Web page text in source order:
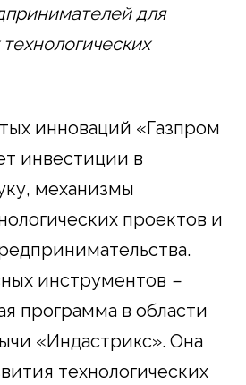
для
инноваций «Газпром
инвестиции в
механизмы
проектов и
инструментов –
программа в области
«Индастрикс». Она
технологических